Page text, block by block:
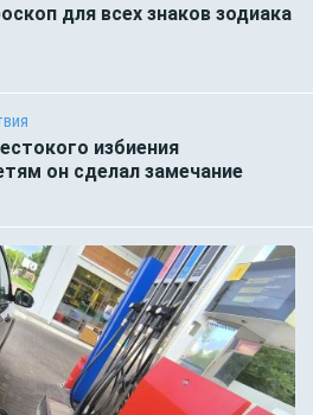
для всех знаков зодиака
избиения
он сделал замечание